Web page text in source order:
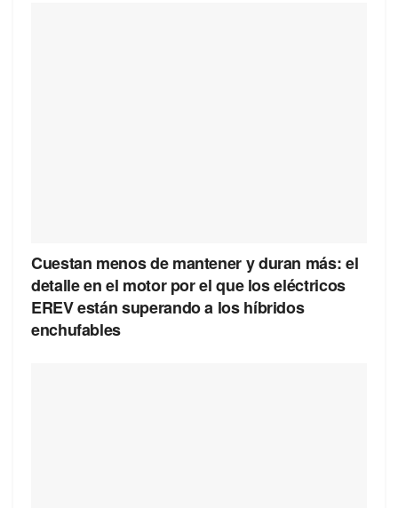
Cuestan menos de mantener y duran más: el
detalle en el motor por el que los eléctricos
EREV están superando a los híbridos
enchufables